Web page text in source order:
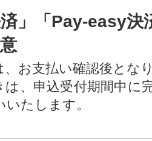
済」「Pay-easy決
お支払い確認後とな
、申込受付期間中に
たします。